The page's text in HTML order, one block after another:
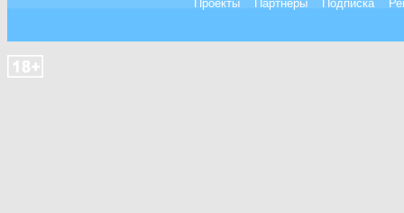
Проекты Партнеры Подписка